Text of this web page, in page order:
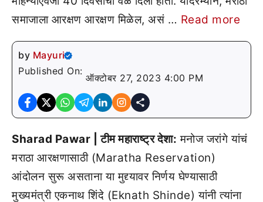
समाजाला आरक्षण आरक्षण मिळेल, असं … Read more
by Mayuri
Published On:
ऑक्टोबर 27, 2023 4:00 PM
Sharad Pawar | टीम महाराष्ट्र देशा: मनोज जरांगे यांचं
मराठा आरक्षणासाठी (Maratha Reservation)
आंदोलन सुरू असताना या मुद्द्यावर निर्णय घेण्यासाठी
मुख्यमंत्री एकनाथ शिंदे (Eknath Shinde) यांनी त्यांना